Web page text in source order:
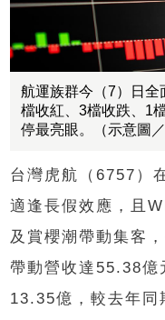
航運族群今（7）日
檔收紅、3檔收跌、1
停最亮眼。（示意圖／
台灣虎航（6757）
適逢長假效應，且
及賞櫻潮帶動集客
帶動營收達55.38億
13.35億，較去年同